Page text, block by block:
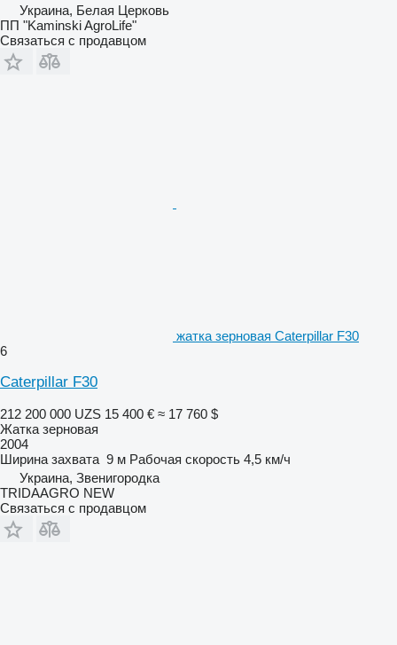
Украина, Белая Церковь
ПП "Kaminski AgroLife"
Связаться с продавцом
жатка зерновая Caterpillar F30
6
Caterpillar F30
212 200 000 UZS 15 400 € ≈ 17 760 $
Жатка зерновая
2004
Ширина захвата 9 м Рабочая скорость 4,5 км/ч
Украина, Звенигородка
TRIDAAGRO NEW
Связаться с продавцом